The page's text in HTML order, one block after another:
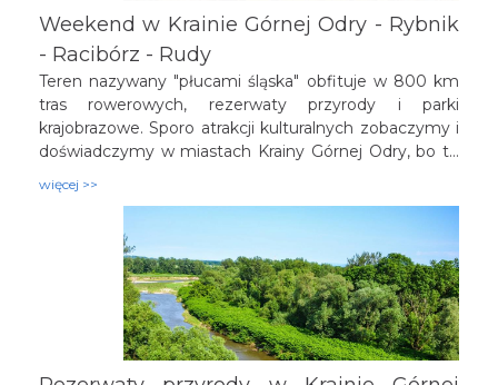
Weekend w Krainie Górnej Odry - Rybnik
- Racibórz - Rudy
Teren nazywany "płucami śląska" obfituje w 800 km
tras rowerowych, rezerwaty przyrody i parki
krajobrazowe. Sporo atrakcji kulturalnych zobaczymy i
doświadczymy w miastach Krainy Górnej Odry, bo to
także na zabytki techniki. No to jak? Zaczynamy!
więcej >>